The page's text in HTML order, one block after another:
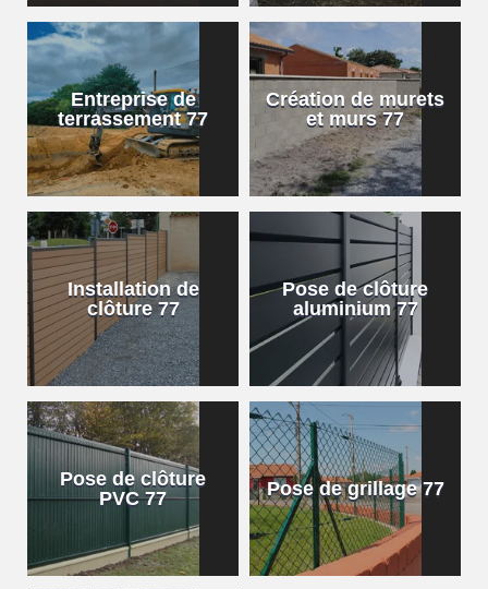
Entreprise de
terrassement 77
Création de murets
et murs 77
Installation de
clôture 77
Pose de clôture
aluminium 77
Pose de clôture
PVC 77
Pose de grillage 77